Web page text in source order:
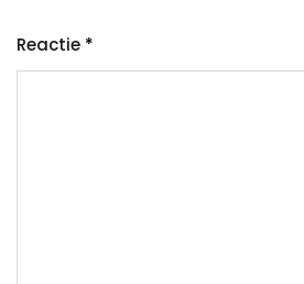
Reactie *